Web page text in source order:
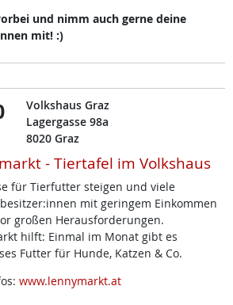
und nimm auch gerne deine
mit! :)
Volkshaus Graz
Lagergasse 98a
8020 Graz
- Tiertafel im Volkshaus
für Tierfutter steigen und viele
mit geringem Einkommen
großen Herausforderungen.
hilft: Einmal im Monat gibt es
Futter für Hunde, Katzen & Co.
www.lennymarkt.at